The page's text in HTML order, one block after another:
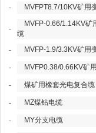
- MVFPT8.7/10KV矿用
-
MVFP-0.66/1.14KV矿
缆
-
MVFP-1.9/3.3KV矿用
- MVFP0.38/0.66KV矿
- 煤矿用橡套光电复合缆
- MZ煤钻电缆
- MY分支电缆